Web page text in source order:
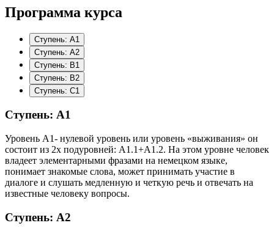
Программа курса
Ступень: А1
Ступень: А2
Ступень: B1
Ступень: B2
Ступень: C1
Ступень: А1
Уровень А1- нулевой уровень или уровень «выживания» он
состоит из 2х подуровней: А1.1+А1.2. На этом уровне человек
владеет элементарными фразами на немецком языке,
понимает знакомые слова, может принимать участие в
диалоге и слушать медленную и четкую речь и отвечать на
известные человеку вопросы.
Ступень: А2